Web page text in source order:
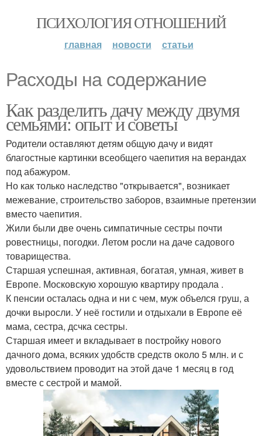
ПСИХОЛОГИЯ ОТНОШЕНИЙ
главная новости статьи
Расходы на содержание
Как разделить дачу между двумя
семьями: опыт и советы
Родители оставляют детям общую дачу и видят
благостные картинки всеобщего чаепития на верандах
под абажуром.
Но как только наследство "открывается", возникает
межевание, строительство заборов, взаимные претензии
вместо чаепития.
Жили были две очень симпатичные сестры почти
ровестницы, погодки. Летом росли на даче садового
товарищества.
Старшая успешная, активная, богатая, умная, живет в
Европе. Московскую хорошую квартиру продала .
К пенсии осталась одна и ни с чем, муж объелся груш, а
дочки выросли. У неё гостили и отдыхали в Европе её
мама, сестра, дсчка сестры.
Старшая имеет и вкладывает в постройку нового
дачного дома, всяких удобств средств около 5 млн. и с
удовольствием проводит на этой даче 1 месяц в год
вместе с сестрой и мамой.